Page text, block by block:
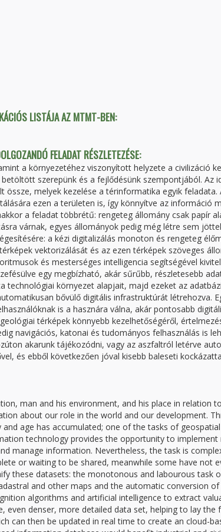
LISTÁJA AZ MTMT-BEN:
FELADAT RÉSZLETEZÉSE:
a környezetéhez viszonyított helyzete a civilizáció
szerepünk és a fejlődésünk szempontjából. Az
össze, melyek kezelése a térinformatika egyik
ezen a területen is, így könnyítve az információ
a feladat többrétű: rengeteg állomány csak papír
várnak, egyes állományok pedig még létre sem
a kézi digitalizálás monoton és rengeteg
vektorizálását és az ezen térképek szöveges
és mesterséges intelligencia segítségével
egy megbízható, akár sűrűbb, részletesebb
technológiai környezet alapjait, majd ezeket az
bővülő digitális infrastruktúrát létrehozva.
is a hasznára válna, akár pontosabb
térképek könnyebb kezelhetőségéről,
navigációs, katonai és tudományos felhasználás is
akarunk tájékozódni, vagy az aszfaltról letérve
és ebből következően jóval kisebb baleseti
man and his environment, and his place in relation
about our role in the world and our development.
and age has accumulated; one of the tasks of
technology provides the opportunity to
manage information. Nevertheless, the task is
or waiting to be shared, meanwhile some have not
these datasets: the monotonous and labourous task
and other maps and the automatic conversion
algorithms and artificial intelligence to extract
even denser, more detailed data set, helping to lay
can then be updated in real time to create an cloud-